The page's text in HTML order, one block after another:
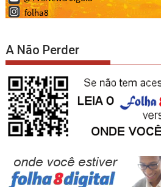
A Não Perder